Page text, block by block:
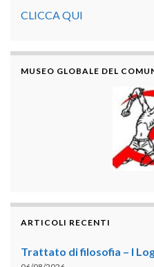
CLICCA QUI
MUSEO GLOBALE DEL
ARTICOLI RECENTI
Trattato di filosofia – I